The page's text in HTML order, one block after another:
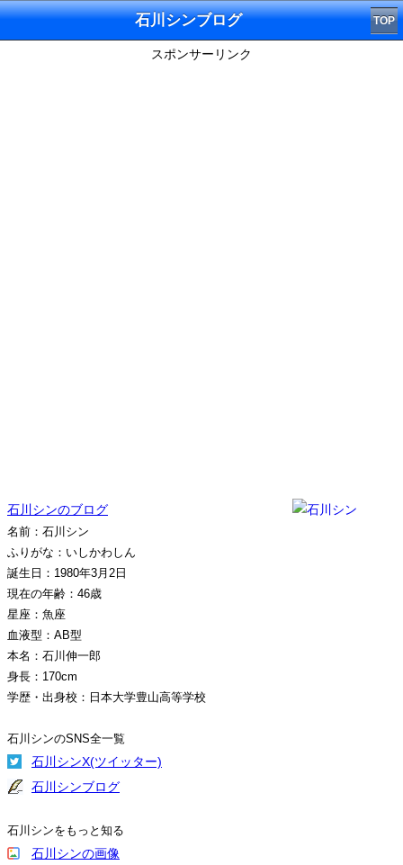
石川シンブログ TOP
スポンサーリンク
石川シンのブログ
名前：石川シン
ふりがな：いしかわしん
誕生日：1980年3月2日
現在の年齢：46歳
星座：魚座
血液型：AB型
本名：石川伸一郎
身長：170cm
学歴・出身校：日本大学豊山高等学校
石川シンのSNS全一覧
石川シンX(ツイッター)
石川シンブログ
石川シンをもっと知る
石川シンの画像